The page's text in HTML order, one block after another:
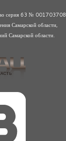
серия 63 №
Самарской области,
Самарской области.